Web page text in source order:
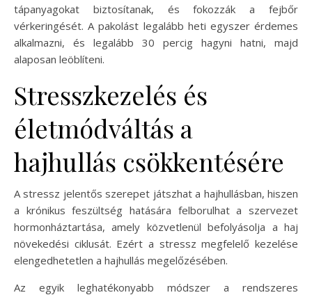
tápanyagokat biztosítanak, és fokozzák a fejbőr
vérkeringését. A pakolást legalább heti egyszer érdemes
alkalmazni, és legalább 30 percig hagyni hatni, majd
alaposan leöblíteni.
Stresszkezelés és
életmódváltás a
hajhullás csökkentésére
A stressz jelentős szerepet játszhat a hajhullásban, hiszen
a krónikus feszültség hatására felborulhat a szervezet
hormonháztartása, amely közvetlenül befolyásolja a haj
növekedési ciklusát. Ezért a stressz megfelelő kezelése
elengedhetetlen a hajhullás megelőzésében.
Az egyik leghatékonyabb módszer a rendszeres